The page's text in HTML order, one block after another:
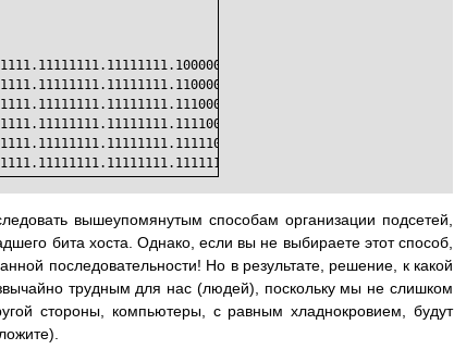
вышеупомянутым способам организации подсетей,
бита хоста. Однако, если вы не выбираете этот способ,
последовательности! Но в результате, решение, к какой
трудным для нас (людей), поскольку мы не слишком
стороны, компьютеры, с равным хладнокровием, будут